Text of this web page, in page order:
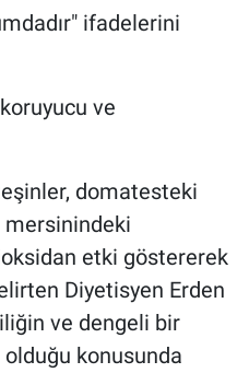
ifadelerini
ve
domatesteki
mersinindeki
etki göstererek
Diyetisyen Erden
ve dengeli bir
konusunda